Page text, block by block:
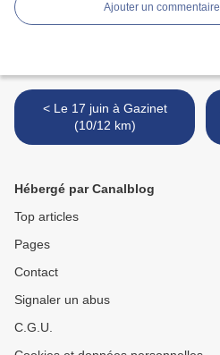
Ajouter un commentaire
< Le 17 juin à Gazinet
(10/12 km)
Hébergé par Canalblog
Top articles
Pages
Contact
Signaler un abus
C.G.U.